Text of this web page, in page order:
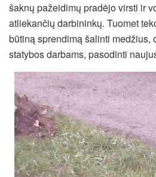
šaknų pažeidimų pradėjo virsti ir
atliekančių darbininkų. Tuomet
būtiną sprendimą šalinti medžius,
statybos darbams, pasodinti